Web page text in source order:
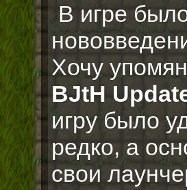
В игре
Хочу
BJtH
игру было
редко, а
свои